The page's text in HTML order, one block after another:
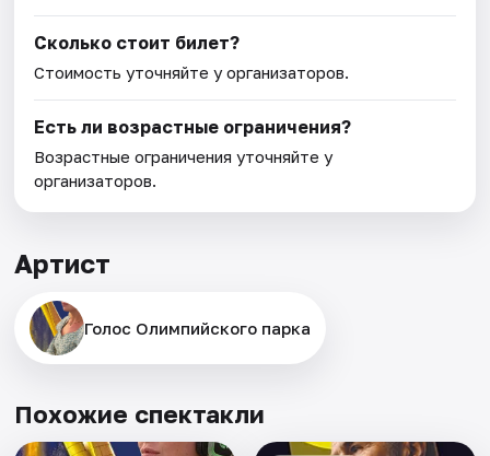
Сколько стоит билет?
Стоимость уточняйте у организаторов.
Есть ли возрастные ограничения?
Возрастные ограничения уточняйте у
организаторов.
Артист
Голос Олимпийского парка
Похожие спектакли